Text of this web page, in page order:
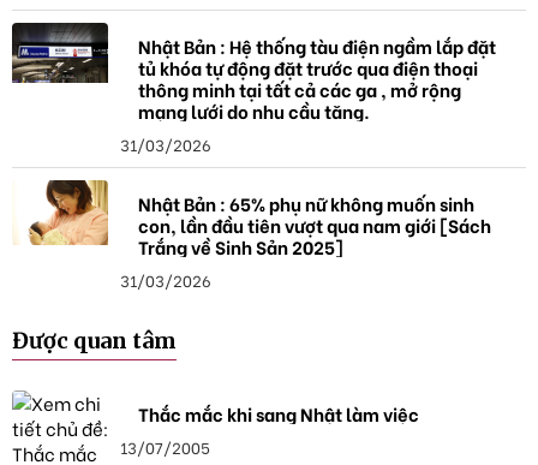
Nhật Bản : Hệ thống tàu điện ngầm lắp đặt
tủ khóa tự động đặt trước qua điện thoại
thông minh tại tất cả các ga , mở rộng
mạng lưới do nhu cầu tăng.
31/03/2026
Nhật Bản : 65% phụ nữ không muốn sinh
con, lần đầu tiên vượt qua nam giới [Sách
Trắng về Sinh Sản 2025]
31/03/2026
Được quan tâm
Thắc mắc khi sang Nhật làm việc
13/07/2005